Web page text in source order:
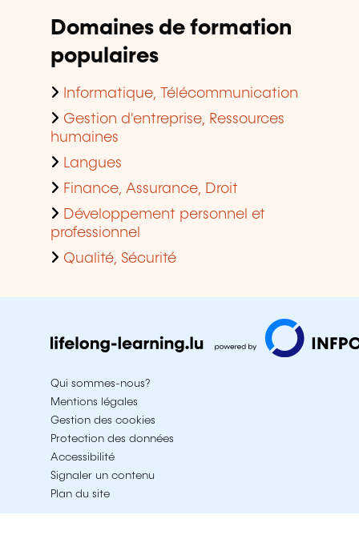
Domaines de formation
populaires
Informatique, Télécommunication
Gestion d'entreprise, Ressources
humaines
Langues
Finance, Assurance, Droit
Développement personnel et
professionnel
Qualité, Sécurité
Qui sommes-nous?
Mentions légales
Gestion des cookies
Protection des données
Accessibilité
Signaler un contenu
Plan du site